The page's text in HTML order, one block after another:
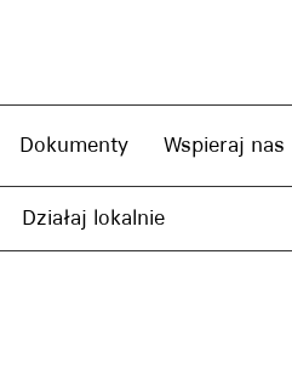
Dokumenty Wspieraj nas
Działaj lokalnie